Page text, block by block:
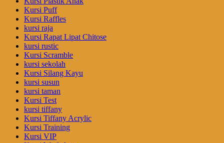
Kursi Puff
Kursi Raffles
kursi raja
Kursi Rapat Lipat Chitose
kursi rustic
Kursi Scramble
kursi sekolah
Kursi Silang Kayu
kursi susun
kursi taman
Kursi Test
kursi tiffany
Kursi Tiffany Acrylic
Kursi Training
Kursi VIP